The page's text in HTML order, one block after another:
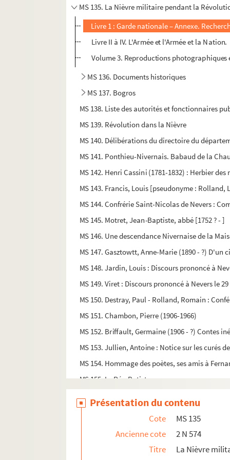
MS 135. La Nièvre militaire pendant la
Livre 1 : Garde nationale – Annexe.
Livre II à IV. L'Armée et l'Armée et la Nation.
Volume 3. Reproductions photographiques
MS 136. Documents historiques
MS 137. Bogros
MS 138. Liste des autorités et fonctionnaires
MS 139. Révolution dans la Nièvre
MS 140. Délibérations du directoire du
MS 141. Ponthieu-Nivernais. Babaud de la
MS 142. Henri Cassini (1781-1832) : Herbier
MS 143. Francis, Louis [pseudonyme :
MS 144. Confrérie Saint-Nicolas de Nevers :
MS 145. Motret, Jean-Baptiste, abbé [1752 ? - ]
MS 146. Une descendance Nivernaise de la
MS 147. Gasztowtt, Anne-Marie (1890 - ?)
MS 148. Jardin, Louis : Discours prononcé à
MS 149. Viret : Discours prononcé à Nevers le
MS 150. Destray, Paul - Rolland, Romain :
MS 151. Chambon, Pierre (1906-1966)
MS 152. Briffault, Germaine (1906 - ?) Contes
MS 153. Jullien, Antoine : Notice sur les curés
MS 154. Hommage des poètes, ses amis à
MS 155. Le Pée-Batiste
MS 157. Gautron du Coudray, Victor (1868-
Présentation du contenu
Cote
MS 135
Ancienne cote
2 N 574
Titre
La Nièvre